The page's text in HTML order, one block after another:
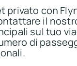
privato con
il
sul tuo
di